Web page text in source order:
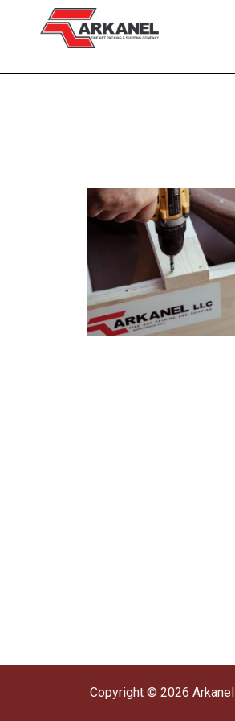
Copyright © 2026 Arkanel